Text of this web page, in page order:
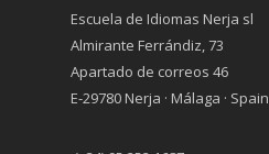
Escuela de Idiomas Nerja sl
Almirante Ferrándiz, 73
Apartado de correos 46
E-29780 Nerja · Málaga · Spain